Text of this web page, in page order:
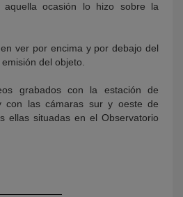
aquella ocasión lo hizo sobre la
ver por encima y por debajo del
del objeto.
grabados con la estación de
con las cámaras sur y oeste de
ellas situadas en el Observatorio